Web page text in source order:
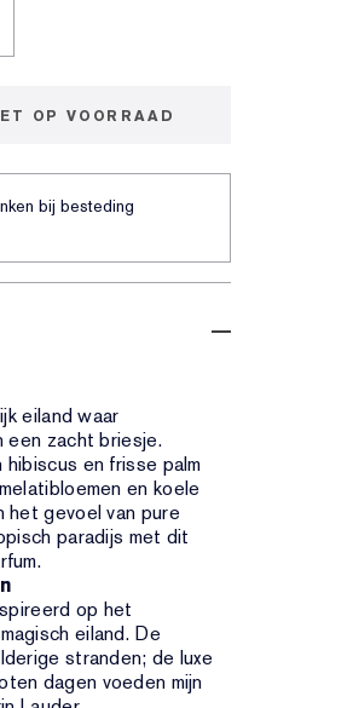
OP VOORRAAD
bij besteding
eiland waar
een zacht briesje.
en frisse palm
en koele
het gevoel van pure
paradijs met dit
op het
eiland. De
stranden; de luxe
dagen voeden mijn